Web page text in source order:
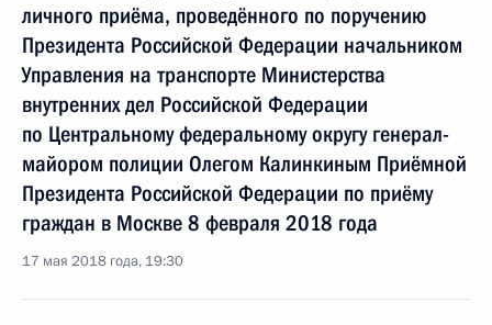
личного приёма, проведённого по поручению
Президента Российской Федерации начальником
Управления на транспорте Министерства
внутренних дел Российской Федерации
по Центральному федеральному округу генерал-
майором полиции Олегом Калинкиным Приёмной
Президента Российской Федерации по приёму
граждан в Москве 8 февраля 2018 года
17 мая 2018 года, 19:30